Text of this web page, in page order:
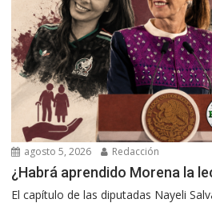
agosto 5, 2026 Redacción
¿Habrá aprendido Morena la
El capítulo de las diputadas Nayeli